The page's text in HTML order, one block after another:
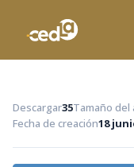
Descargar35Tamaño del
Fecha de creación18